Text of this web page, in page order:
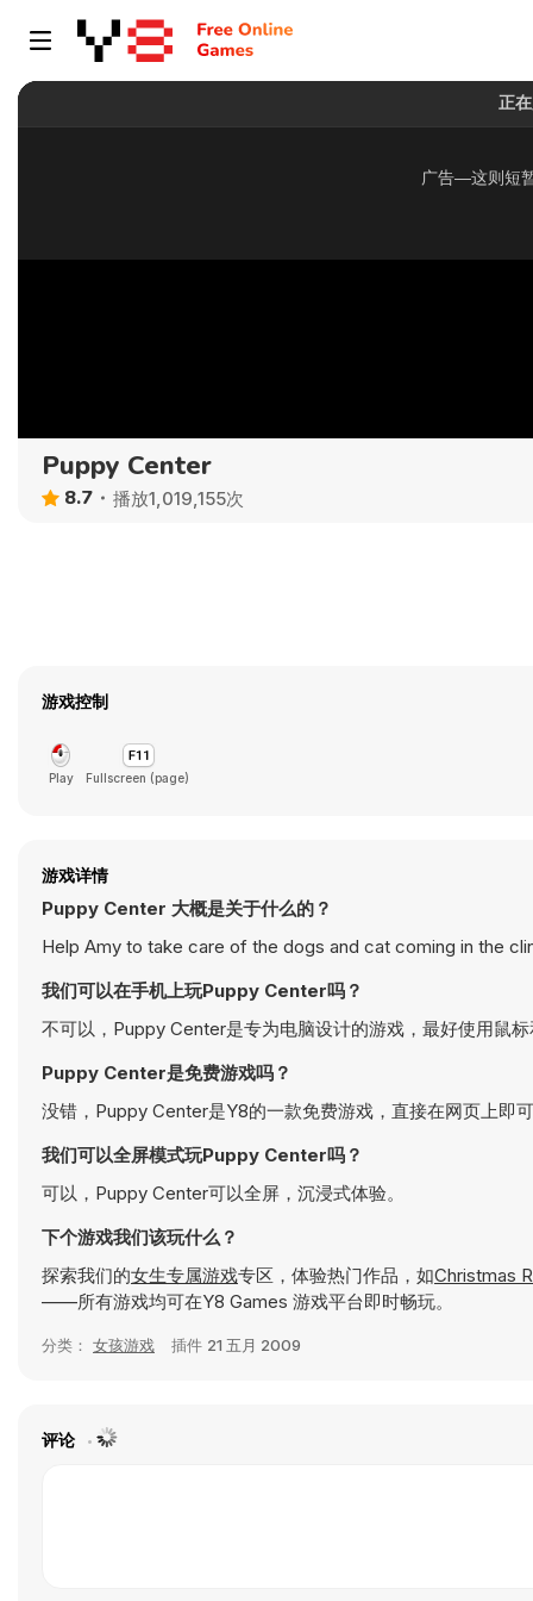
Puppy Center
8.7 播放1,019,155次
游戏控制
Play Fullscreen (page)
游戏详情
Puppy Center 大概是关于什么的？
Help Amy to take care of the dogs and cat coming in the
我们可以在手机上玩Puppy Center吗？
不可以，Puppy Center是专为电脑设计的游戏，最好使用鼠
Puppy Center是免费游戏吗？
没错，Puppy Center是Y8的一款免费游戏，直接在网页上即
我们可以全屏模式玩Puppy Center吗？
可以，Puppy Center可以全屏，沉浸式体验。
下个游戏我们该玩什么？
探索我们的女生专属游戏专区，体验热门作品，如Christmas
——所有游戏均可在Y8 Games 游戏平台即时畅玩。
分类： 女孩游戏 插件 21 五月 2009
评论